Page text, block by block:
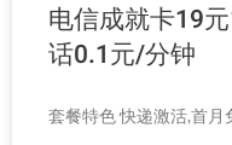
电信成就卡19
话0.1元/分钟
套餐特色 快递激活,首月